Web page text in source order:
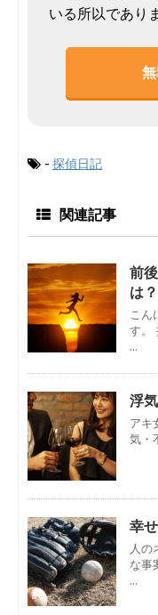
いる所以であり
- 探偵日記
関連記事
前
は？
こん
す。
...
浮
アキ
気・
幸
人の
な事
...